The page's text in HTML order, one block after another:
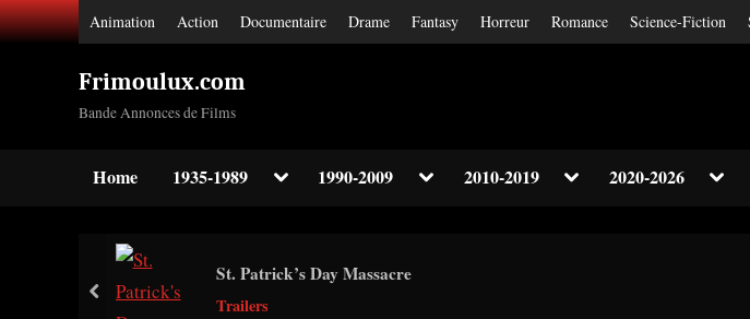
Skip
to
Animation Action Documentaire Drame Fantasy Horreur Romance Science-Fiction
Frimoulux.com
Bande Annonces de Films
Home 1935-1989 Toggle
sub-
1990-2009 Toggle2010-2019 Toggle2020-2026
St. Patrick’s Day Massacre
Trailers
prev